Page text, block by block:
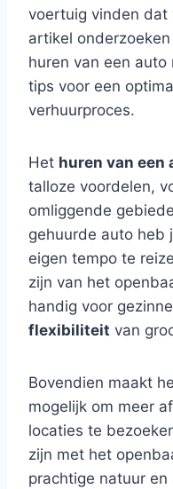
voertuig vinden dat
artikel
huren van een
tips voor een
verhuurproces.
Het huren van een
talloze voordelen,
omliggende
gehuurde auto heb
eigen tempo te
zijn van het
handig voor
flexibiliteit van
Bovendien maakt
mogelijk om meer
locaties te
zijn met het
prachtige natuur